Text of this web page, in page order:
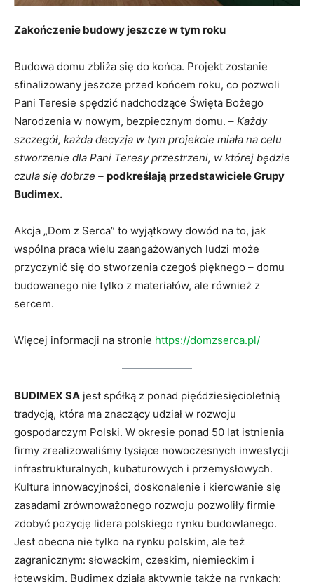
Zakończenie budowy jeszcze w tym roku
Budowa domu zbliża się do końca. Projekt zostanie
sfinalizowany jeszcze przed końcem roku, co pozwoli
Pani Teresie spędzić nadchodzące Święta Bożego
Narodzenia w nowym, bezpiecznym domu. – Każdy
szczegół, każda decyzja w tym projekcie miała na celu
stworzenie dla Pani Teresy przestrzeni, w której będzie
czuła się dobrze – podkreślają przedstawiciele Grupy
Budimex.
Akcja „Dom z Serca” to wyjątkowy dowód na to, jak
wspólna praca wielu zaangażowanych ludzi może
przyczynić się do stworzenia czegoś pięknego – domu
budowanego nie tylko z materiałów, ale również z
sercem.
Więcej informacji na stronie https://domzserca.pl/
BUDIMEX SA jest spółką z ponad pięćdziesięcioletnią
tradycją, która ma znaczący udział w rozwoju
gospodarczym Polski. W okresie ponad 50 lat istnienia
firmy zrealizowaliśmy tysiące nowoczesnych inwestycji
infrastrukturalnych, kubaturowych i przemysłowych.
Kultura innowacyjności, doskonalenie i kierowanie się
zasadami zrównoważonego rozwoju pozwoliły firmie
zdobyć pozycję lidera polskiego rynku budowlanego.
Jest obecna nie tylko na rynku polskim, ale też
zagranicznym: słowackim, czeskim, niemieckim i
łotewskim. Budimex działa aktywnie także na rynkach: